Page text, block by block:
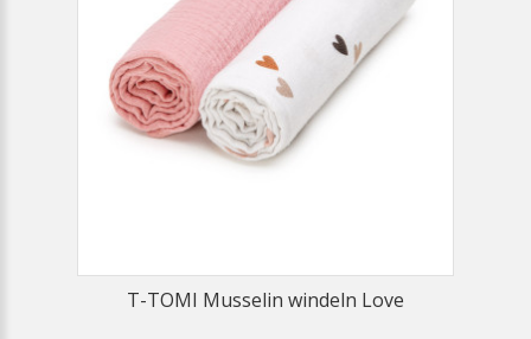
T-TOMI Musselin windeln Love